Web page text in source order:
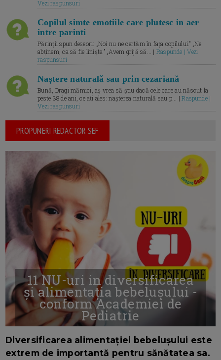
Vezi raspunsuri
Copilul simte emotiile care plutesc in aer
intre parinti
Părinții spun deseori: „Noi nu ne certăm în fața copilului.” „Ne
abținem, ca să fie liniște.” „Avem grijă să... | Raspunde | Vezi
raspunsuri
Naștere naturală sau prin cezariană
Bună, Dragi mămici, aș vrea să știu dacă cele care au născut la
peste 38 de ani, ce ați ales: nașterea naturală sau p... |Raspunde |
Vezi raspunsuri
PROPUNERI REDACTOR SEF
11 NU-uri in diversificarea
și alimentația bebelușului -
conform Academiei de
Pediatrie
Diversificarea alimentației bebelușului este
extrem de importantă pentru sănătatea sa.